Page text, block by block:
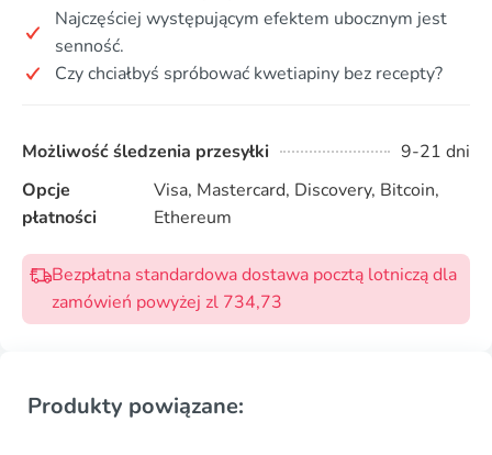
Najczęściej występującym efektem ubocznym jest
senność.
Czy chciałbyś spróbować kwetiapiny bez recepty?
Możliwość śledzenia przesyłki
9-21 dni
Opcje
płatności
Visa, Mastercard, Discovery, Bitcoin,
Ethereum
Bezpłatna standardowa dostawa pocztą lotniczą dla
zamówień powyżej zl 734,73
Produkty powiązane: